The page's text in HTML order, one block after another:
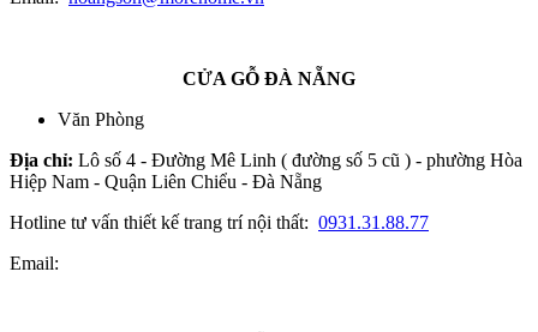
CỬA GỖ ĐÀ NẴNG
Văn Phòng
Địa chỉ: Lô số 4 - Đường Mê Linh ( đường số 5 cũ ) - phường Hòa
Hiệp Nam - Quận Liên Chiểu - Đà Nẵng
Hotline tư vấn thiết kế trang trí nội thất: 0931.31.88.77
Email: